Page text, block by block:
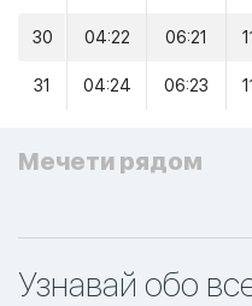
30 04:22 06:21
31 04:24 06:23
Мечети рядом
Узнавай обо